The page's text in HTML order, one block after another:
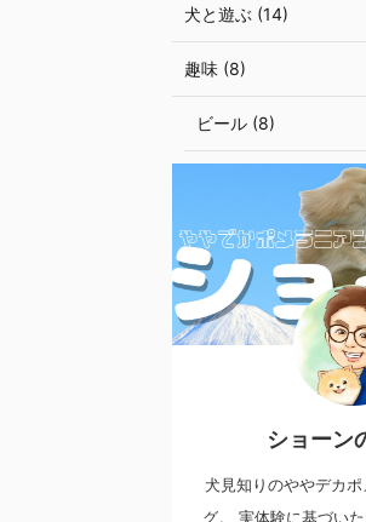
犬と遊ぶ (14)
趣味 (8)
ビール (8)
ショーン
犬見知りのややデカ
グ。 実体験に基づい